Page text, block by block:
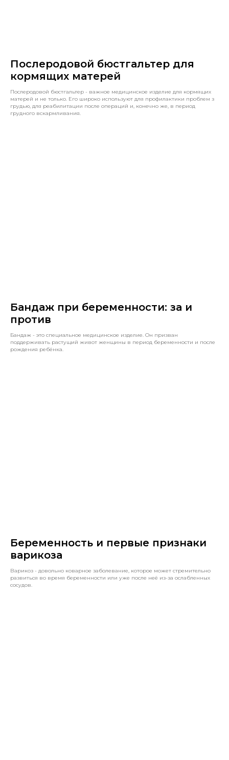
Послеродовой бюстгальтер для
кормящих матерей
Послеродовой бюстгальтер - важное медицинское изделие для кормящих
матерей и не только. Его широко используют для профилактики проблем з
грудью, для реабилитации после операций и, конечно же, в период
грудного вскармливания.
Бандаж при беременности: за и
против
Бандаж - это специальное медицинское изделие. Он призван
поддерживать растущий живот женщины в период беременности и после
рождения ребёнка.
Беременность и первые признаки
варикоза
Варикоз - довольно коварное заболевание, которое может стремительно
развиться во время беременности или уже после неё из-за ослабленных
сосудов.